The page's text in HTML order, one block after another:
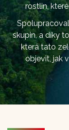
rostlin,
skupin, a díky
která tato
objevit, jak